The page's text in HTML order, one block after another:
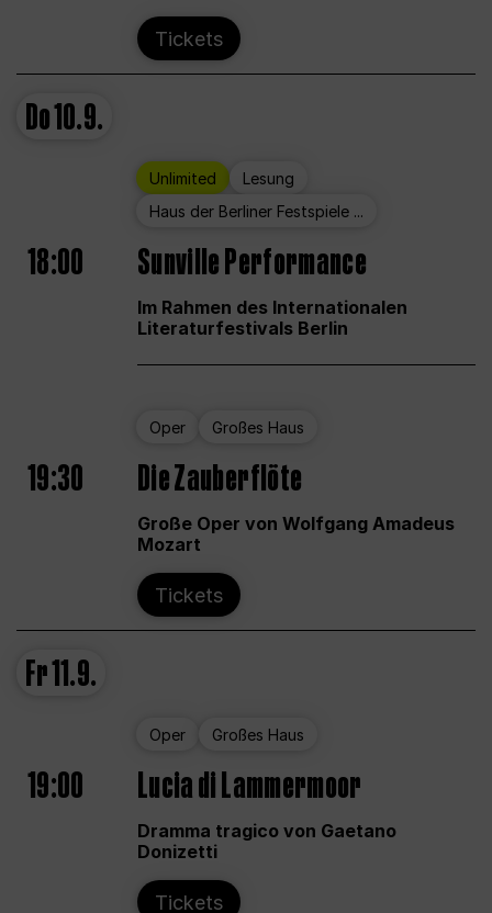
Tickets
Do10.9.
Unlimited
Lesung
Haus der Berliner Festspiele ...
18:00 Sunville Performance
Im Rahmen des Internationalen
Literaturfestivals Berlin
Oper Großes Haus
19:30 Die Zauberflöte
Große Oper von Wolfgang Amadeus
Mozart
Tickets
Fr11.9.
Oper Großes Haus
19:00 Lucia di Lammermoor
Dramma tragico von Gaetano
Donizetti
Tickets